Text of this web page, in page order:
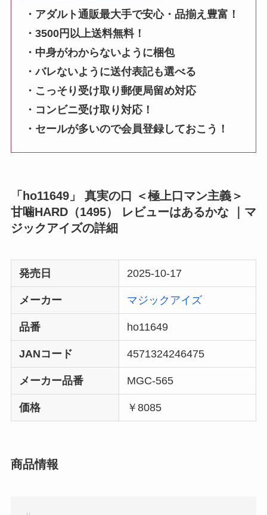
・アダルト通販最大手で安心・品揃え豊富！
・3500円以上送料無料！
・中身がわからないように梱包
・バレないように送付表記も選べる
・こっそり受け取り郵便局留め対応
・コンビニ受け取り対応！
・セールが多いので会員登録しておこう！
「ho11649」 真実の口 ＜極上口マン主義＞
甘噛HARD（1495） レビューはあるかな ｜マ
ジックアイズの詳細
発売日 2025-10-17
メーカー マジックアイズ
品番 ho11649
JANコード 4571324246475
メーカー品番 MGC-565
価格 ￥8085
商品情報